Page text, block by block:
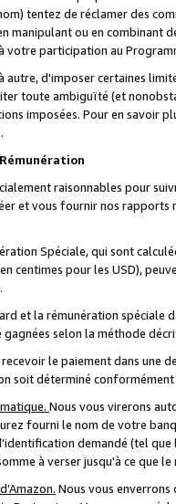
tentez de réclamer des
manipulant ou en combinant
votre participation au
autre, d'imposer certaines
toute ambiguïté (et
imposées. Pour en savoir
raisonnables pour
et vous fournir nos
Spéciale, qui sont
centimes pour les USD),
et la rémunération spéciale
selon la méthode
le paiement dans une
soit déterminé
Nous vous virerons
fourni le nom de votre
demandé (tel que
à verser jusqu'à ce que
Nous vous